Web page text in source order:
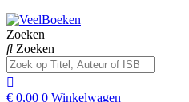
Zoeken
Zoeken
€ 0,00 0 Winkelwagen